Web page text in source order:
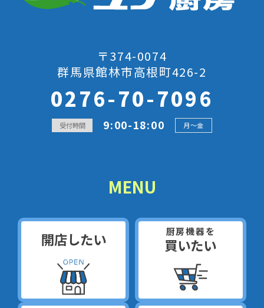
〒374-0074
群馬県館林市高根町426-2
0276-70-7096
受付時間 9:00-18:00 月～金
MENU
開店したい 厨房機器を
買いたい